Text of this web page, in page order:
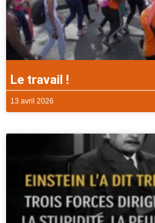
Le travail !
13 avril 2026